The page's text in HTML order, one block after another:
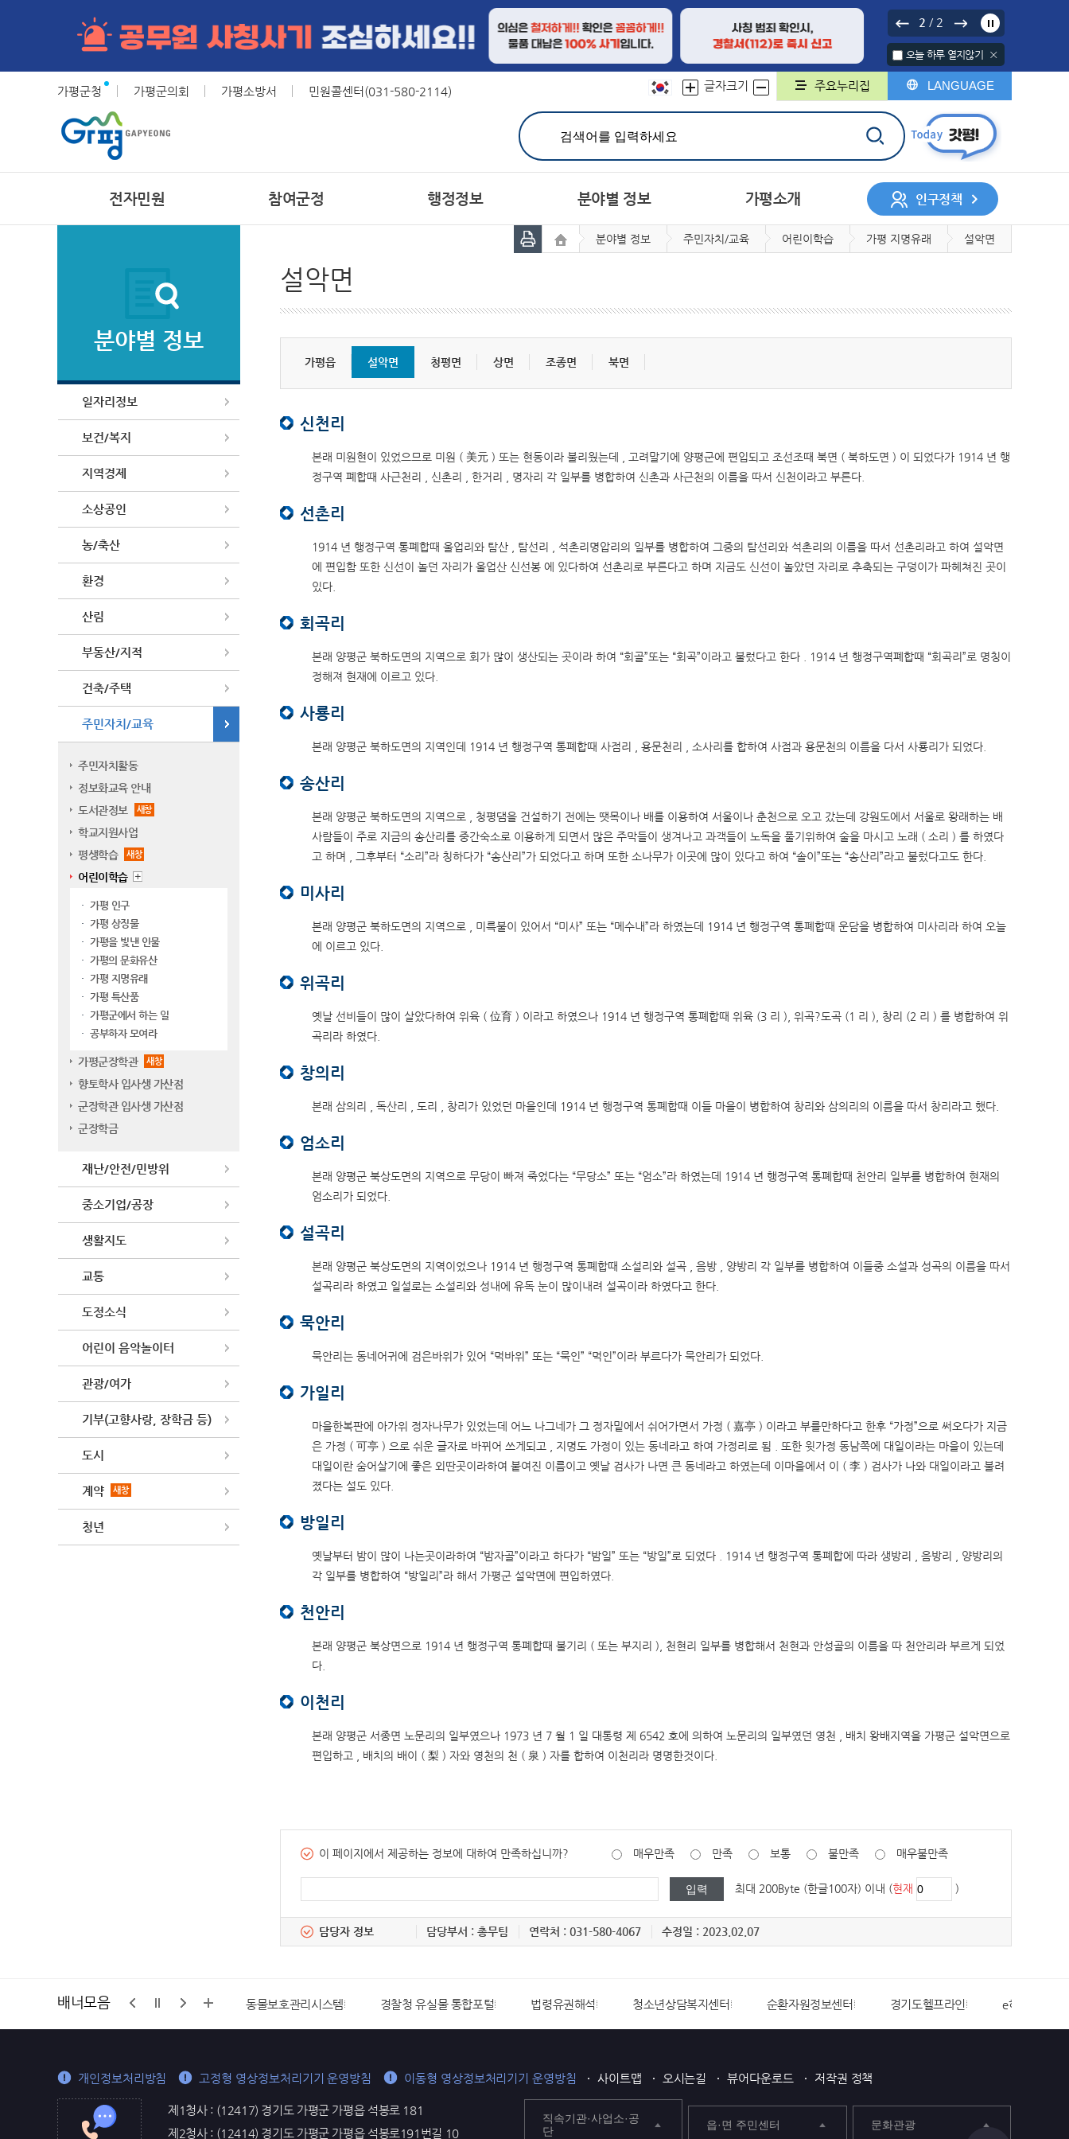
본문 바로가기
2 / 2
오늘 하루 열지않기
가평군청 가평군의회 가평소방서 민원콜센터(031-580-2114) 글자크기 주요누리집 LANGUAGE
전자민원
유기한 민원처리과정 안내 어디서나 민원처리제 무인민원발급기
구술민원신청
공동주택공시 가격조회
개별주택공시 가격조회
부패공익신고 공무원부조리신고 이전민원신고글조회
참여군정
칭찬합시다
시험정보
군 채용공고 유관기관 채용정보 디지털 저장매체 파기 서비스
군민의 소리 설문조사 장기종합발전계획 주민의견
제안안내
규제개혁이란 규제개혁위원회 규제개혁신고센터 규제개혁신고센터게시판
규제입증요청방
규제등록현황
행정정보
재정공시 예산서 지방공기업 중기지방재정계획
채무관리계획
헌장이란 공통이행기준 행정서비스헌장목록
정보공개제도안내 정보공개처리절차
전체 일반공공행정
군정운영방향 주요업무계획 군정보고서 군정백서 기본계획
장기종합발전계획
인구감소지역대응계획
도시재생전략·활성화계획 지속가능발전 스마트 도시계획
감사행정공개 청렴행정공개 업무추진비 공개 상품권 구매 및 사용 내역
조직정보 공개 지표
분야별 정보 가평소개
문장(CI)·군기 캐릭터 상징물 행정구역 행정지도 군민헌장
군민의 노래
주민등록인구 주요 통계 통계연보 사회조사 사업체조사
일자리인식실태조사
인구정책
분야별 정보
일자리정보
보건/복지
지역경제
소상공인
농/축산
환경
산림
부동산/지적
건축/주택
주민자치/교육
주민자치활동
정보화교육 안내
도서관정보
새창
학교지원사업
평생학습
새창
어린이학습
가평 인구
가평 상징물
가평을 빛낸 인물
가평의 문화유산
가평 지명유래
가평 특산품
가평군에서 하는 일
공부하자 모여라
가평군장학관 새창
향토학사 입사생 가산점
군장학관 입사생 가산점
군장학금
재난/안전/민방위
중소기업/공장
생활지도
교통
도정소식
어린이 음악놀이터
관광/여가
기부(고향사랑, 장학금 등)
도시
계약 새창
청년
분야별 정보 주민자치/교육 어린이학습 가평 지명유래 설악면
설악면
가평읍 설악면 청평면 상면 조종면 북면
신천리
본래 미원현이 있었으므로 미원 ( 美元 ) 또는 현동이라 불리웠는데 , 고려말기에 양평군에 편입되고 조선조때 북면 ( 북하도면 ) 이 되었다가 1914 년 행
정구역 폐합때 사근천리 , 신촌리 , 한거리 , 명자리 각 일부를 병합하여 신촌과 사근천의 이름을 따서 신천이라고 부른다.
선촌리
1914 년 행정구역 통폐합때 울업리와 탐산 , 탐선리 , 석촌리명압리의 일부를 병합하여 그중의 탐선리와 석촌리의 이름을 따서 선촌리라고 하여 설악면
에 편입함 또한 신선이 놀던 자리가 울업산 신선봉 에 있다하여 선촌리로 부른다고 하며 지금도 신선이 놀았던 자리로 추축되는 구덩이가 파헤쳐진 곳이
있다.
회곡리
본래 양평군 북하도면의 지역으로 회가 많이 생산되는 곳이라 하여 “회골”또는 “회곡”이라고 불렀다고 한다 . 1914 년 행정구역폐합때 “회곡리”로 명칭이
정해져 현재에 이르고 있다.
사룡리
본래 양평군 북하도면의 지역인데 1914 년 행정구역 통폐합때 사점리 , 용문천리 , 소사리를 합하여 사점과 용문천의 이름을 다서 사룡리가 되었다.
송산리
본래 양평군 북하도면의 지역으로 , 청평댐을 건설하기 전에는 땟목이나 배를 이용하여 서울이나 춘천으로 오고 갔는데 강원도에서 서울로 왕래하는 배
사람들이 주로 지금의 송산리를 중간숙소로 이용하게 되면서 많은 주막들이 생겨나고 과객들이 노독을 풀기위하여 술을 마시고 노래 ( 소리 ) 를 하였다
고 하며 , 그후부터 “소리”라 칭하다가 “송산리”가 되었다고 하며 또한 소나무가 이곳에 많이 있다고 하여 “솔이”또는 “송산리”라고 불렀다고도 한다.
미사리
본래 양평군 북하도면의 지역으로 , 미륵불이 있어서 “미사” 또는 “메수내”라 하였는데 1914 년 행정구역 통폐합때 운담을 병합하여 미사리라 하여 오늘
에 이르고 있다.
위곡리
옛날 선비들이 많이 살았다하여 위육 ( 位育 ) 이라고 하였으나 1914 년 행정구역 통폐합때 위육 (3 리 ), 위곡?도곡 (1 리 ), 창리 (2 리 ) 를 병합하여 위
곡리라 하였다.
창의리
본래 삼의리 , 독산리 , 도리 , 창리가 있었던 마을인데 1914 년 행정구역 통폐합때 이들 마을이 병합하여 창리와 삼의리의 이름을 따서 창리라고 했다.
엄소리
본래 양평군 북상도면의 지역으로 무당이 빠져 죽었다는 “무당소” 또는 “엄소”라 하였는데 1914 년 행정구역 통폐합때 천안리 일부를 병합하여 현재의
엄소리가 되었다.
설곡리
본래 양평군 북상도면의 지역이었으나 1914 년 행정구역 통폐합때 소설리와 설곡 , 음방 , 양방리 각 일부를 병합하여 이들중 소설과 성곡의 이름을 따서
설곡리라 하였고 일설로는 소설리와 성내에 유독 눈이 많이내려 설곡이라 하였다고 한다.
묵안리
묵안리는 동네어귀에 검은바위가 있어 “먹바위” 또는 “묵인” “먹인”이라 부르다가 묵안리가 되었다.
가일리
마을한복판에 아가위 정자나무가 있었는데 어느 나그네가 그 정자밑에서 쉬어가면서 가정 ( 嘉亭 ) 이라고 부를만하다고 한후 “가정”으로 써오다가 지금
은 가정 ( 可亭 ) 으로 쉬운 글자로 바뀌어 쓰게되고 , 지명도 가정이 있는 동네라고 하여 가정리로 됨 . 또한 윗가정 동남쪽에 대일이라는 마을이 있는데
대일이란 숨어살기에 좋은 외딴곳이라하여 붙여진 이름이고 옛날 검사가 나면 큰 동네라고 하였는데 이마을에서 이 ( 李 ) 검사가 나와 대일이라고 불려
졌다는 설도 있다.
방일리
옛날부터 밤이 많이 나는곳이라하여 “밤자골”이라고 하다가 “밤일” 또는 “방일”로 되었다 . 1914 년 행정구역 통폐합에 따라 생방리 , 음방리 , 양방리의
각 일부를 병합하여 “방일리”라 해서 가평군 설악면에 편입하였다.
천안리
본래 양평군 북상면으로 1914 년 행정구역 통폐합때 불기리 ( 또는 부지리 ), 천현리 일부를 병합해서 천현과 안성골의 이름을 따 천안리라 부르게 되었
다.
이천리
본래 양평군 서종면 노문리의 일부였으나 1973 년 7 월 1 일 대통령 제 6542 호에 의하여 노문리의 일부였던 영천 , 배치 왕배지역을 가평군 설악면으로
편입하고 , 배치의 배이 ( 梨 ) 자와 영천의 천 ( 泉 ) 자를 합하여 이천리라 명명한것이다.
이 페이지에서 제공하는 정보에 대하여 만족하십니까? 매우만족 만족 보통 불만족 매우불만족
최대 200Byte (한글100자) 이내 (현재 )
담당자 정보 담당부서 : 총무팀 연락처 : 031-580-4067 수정일 : 2023.02.07
배너모음
가평군마을공동체 통합지원센터 동물보호관리시스템 경찰청 유실물 통합포털 법령유권해석 청소년상담복지센터 순환자원정보센터 경기도헬프라인 e하늘장사정
개인정보처리방침 고정형 영상정보처리기기 운영방침 이동형 영상정보처리기기 운영방침 사이트맵 오시는길 뷰어다운로드 저작권 정책
제1청사 : (12417) 경기도 가평군 가평읍 석봉로 181
제2청사 : (12414) 경기도 가평군 가평읍 석봉로191번길 10
직속기관·사업소·공
단
읍·면 주민센터 문화관광